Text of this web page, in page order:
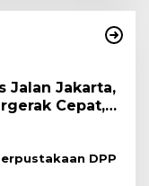
Jalan Jakarta,
Cepat,
Secara
DPP